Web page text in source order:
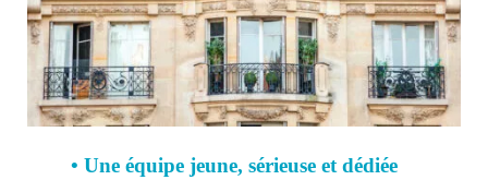
• Une équipe jeune, sérieuse et dédiée